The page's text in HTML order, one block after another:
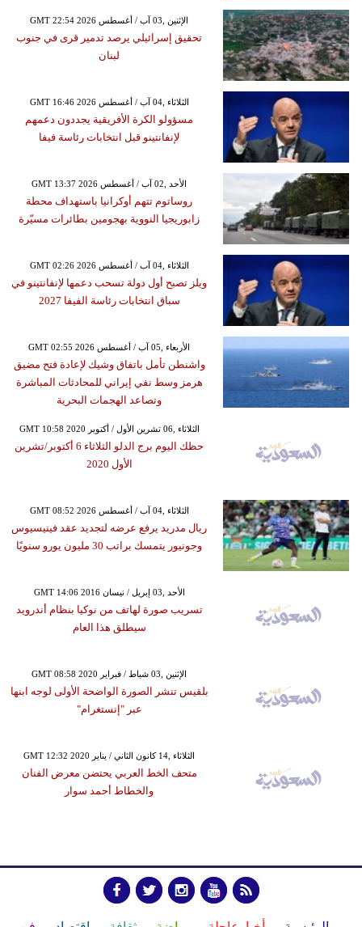
GMT 22:54 2026 الإثنين ,03 آب / أغسطس
تحقيق إسرائيلي يرصد تدمير قرى في جنوب
لبنان
GMT 16:46 2026 الثلاثاء ,04 آب / أغسطس
مسؤولو الكرة الأفريقية يجددون دعمهم
لإنفانتينو قبل انتخابات رئاسة فيفا
GMT 13:37 2026 الأحد ,02 آب / أغسطس
روساتوم تتهم أوكرانيا باستهداف محطة
زابوريجيا النووية بهجومين بطائرات مسيّرة
GMT 02:26 2026 الثلاثاء ,04 آب / أغسطس
ويلز تصبح أول دولة تسحب دعمها لإنفانتينو في
سباق انتخابات رئاسة الفيفا 2027
GMT 02:55 2026 الأربعاء ,05 آب / أغسطس
واشنطن تأمل باتفاق وشيك لإعادة فتح مضيق
هرمز وسط نفي إيراني للمحادثات المباشرة
وتصاعد الهجمات البحرية
GMT 10:58 2020 الثلاثاء ,06 تشرين الأول / أكتوبر
حظك اليوم برج الدلو الثلاثاء 6 أكتوبر/تشرين
الأول 2020
GMT 08:52 2026 الثلاثاء ,04 آب / أغسطس
ريال مدريد يرفع عرضه لتجديد عقد فينيسيوس
وجونيور يتمسك براتب 30 مليون يورو سنويًا
GMT 14:06 2016 الأحد ,03 إبريل / نيسان
تسريب صورة لهاتف من نوكيا بنظام أندرويد
سيطلق هذا العام
GMT 08:58 2020 الإثنين ,03 شباط / فبراير
بلقيس تنشر الصورة الواضحة الأولى لوجه ابنها
عبر "إنستغرام"
GMT 12:32 2020 الثلاثاء ,14 كانون الثاني / يناير
متحف الخط العربي يحتضن معرض الفنان
والخطاط أحمد سوار